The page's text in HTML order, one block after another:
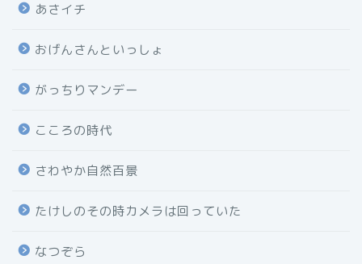
あさイチ
おげんさんといっしょ
がっちりマンデー
こころの時代
さわやか自然百景
たけしのその時カメラは回っていた
なつぞら